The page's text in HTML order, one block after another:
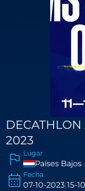
2023
Lugar
Países Bajos-
Fecha
07-10-2023|15-